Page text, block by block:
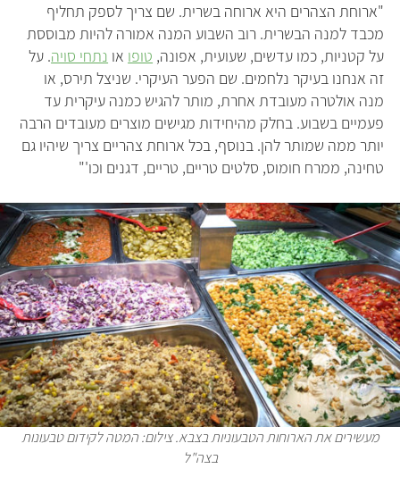
"ארוחת הצהרים היא ארוחה בשרית. שם צריך לספק תחליף
מכבד למנה הבשרית. רוב השבוע המנה אמורה להיות מבוססת
על קטניות, כמו עדשים, שעועית, אפונה, טופו או נתחי סויה. על
זה אנחנו בעיקר נלחמים. שם הפער העיקרי. שניצל תירס, או
מנה אולטרה מעובדת אחרת, מותר להגיש כמנה עיקרית עד
פעמיים בשבוע. בחלק מהיחידות מגישים מוצרים מעובדים הרבה
יותר ממה שמותר להן. בנוסף, בכל ארוחת צהריים צריך שיהיו גם
טחינה, ממרח חומוס, סלטים טריים, טריים, דגנים וכו'"
מעשירים את הארוחות הטבעוניות בצבא. צילום: המטה לקידום טבעונות
בצה"ל